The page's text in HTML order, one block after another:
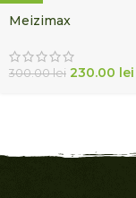
Meizimax
300.00lei 230.00 lei